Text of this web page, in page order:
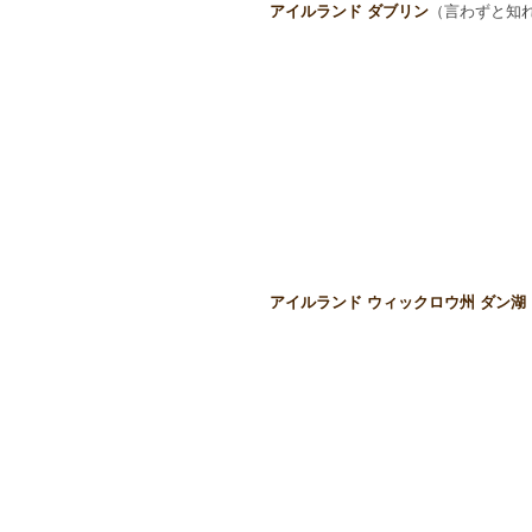
アイルランド ダブリン （言わずと知
アイルランド ウィックロウ州 ダン湖